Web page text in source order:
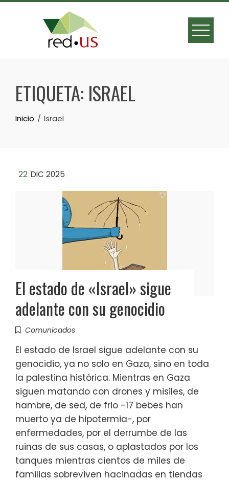
Skip
ETIQUETA: ISRAEL
Inicio Israel
22 DIC 2025
El estado de «Israel» sigue
adelante con su genocidio
Comunicados
El estado de Israel sigue adelante con su
genocidio, ya no solo en Gaza, sino en toda
la palestina histórica. Mientras en Gaza
siguen matando con drones y misiles, de
hambre, de sed, de frio -17 bebes han
muerto ya de hipotermia-, por
enfermedades, por el derrumbe de las
ruinas de sus casas, o aplastados por los
tanques mientras cientos de miles de
familias sobreviven hacinadas en tiendas